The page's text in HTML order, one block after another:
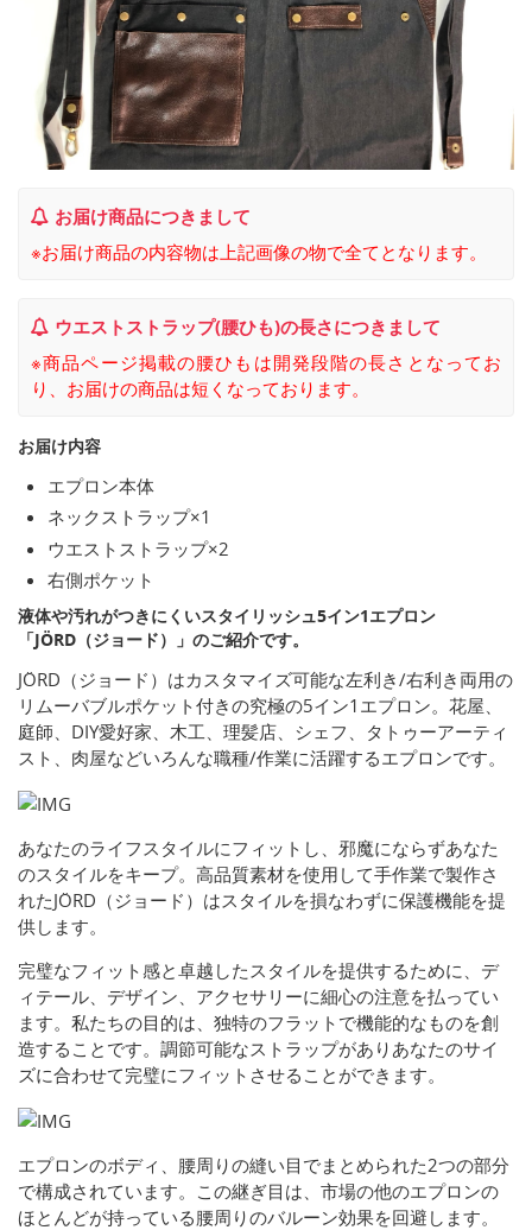
お届け商品につきまして
※お届け商品の内容物は上記画像の物で全てとなります。
ウエストストラップ(腰ひも)の長さにつきまして
※商品ページ掲載の腰ひもは開発段階の長さとなってお
り、お届けの商品は短くなっております。
お届け内容
エプロン本体
ネックストラップ×1
ウエストストラップ×2
右側ポケット
液体や汚れがつきにくいスタイリッシュ5イン1エプロン
「JÖRD（ジョード）」のご紹介です。
JÖRD（ジョード）はカスタマイズ可能な左利き/右利き両用の
リムーバブルポケット付きの究極の5イン1エプロン。花屋、
庭師、DIY愛好家、木工、理髪店、シェフ、タトゥーアーティ
スト、肉屋などいろんな職種/作業に活躍するエプロンです。
あなたのライフスタイルにフィットし、邪魔にならずあなた
のスタイルをキープ。高品質素材を使用して手作業で製作さ
れたJÖRD（ジョード）はスタイルを損なわずに保護機能を提
供します。
完璧なフィット感と卓越したスタイルを提供するために、デ
ィテール、デザイン、アクセサリーに細心の注意を払ってい
ます。私たちの目的は、独特のフラットで機能的なものを創
造することです。調節可能なストラップがありあなたのサイ
ズに合わせて完璧にフィットさせることができます。
エプロンのボディ、腰周りの縫い目でまとめられた2つの部分
で構成されています。この継ぎ目は、市場の他のエプロンの
ほとんどが持っている腰周りのバルーン効果を回避します。